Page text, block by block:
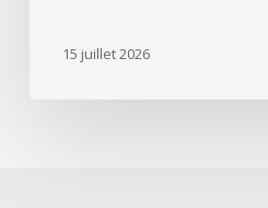
15 juillet 2026